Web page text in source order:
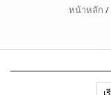
หน้าหลัก /